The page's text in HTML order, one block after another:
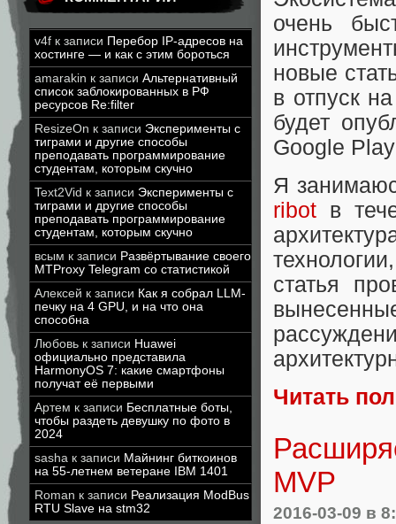
v4f к записи Перебор IP-адресов на
хостинге — и как с этим бороться
amarakin к записи Альтернативный
список заблокированных в РФ
ресурсов Re:filter
ResizeOn к записи Эксперименты с
тиграми и другие способы
преподавать программирование
студентам, которым скучно
Text2Vid к записи Эксперименты с
тиграми и другие способы
преподавать программирование
студентам, которым скучно
всым к записи Развёртывание своего
MTProxy Telegram со статистикой
Алексей к записи Как я собрал LLM-
печку на 4 GPU, и на что она
способна
Любовь к записи Huawei
официально представила
HarmonyOS 7: какие смартфоны
получат её первыми
Артем к записи Бесплатные боты,
чтобы раздеть девушку по фото в
2024
sasha к записи Майнинг биткоинов
на 55-летнем ветеране IBM 1401
Roman к записи Реализация ModBus
RTU Slave на stm32
очень
новые
в отпуск
будет
Google
Я
ribot в
статья
Читать
MVP
2016-03-09 в